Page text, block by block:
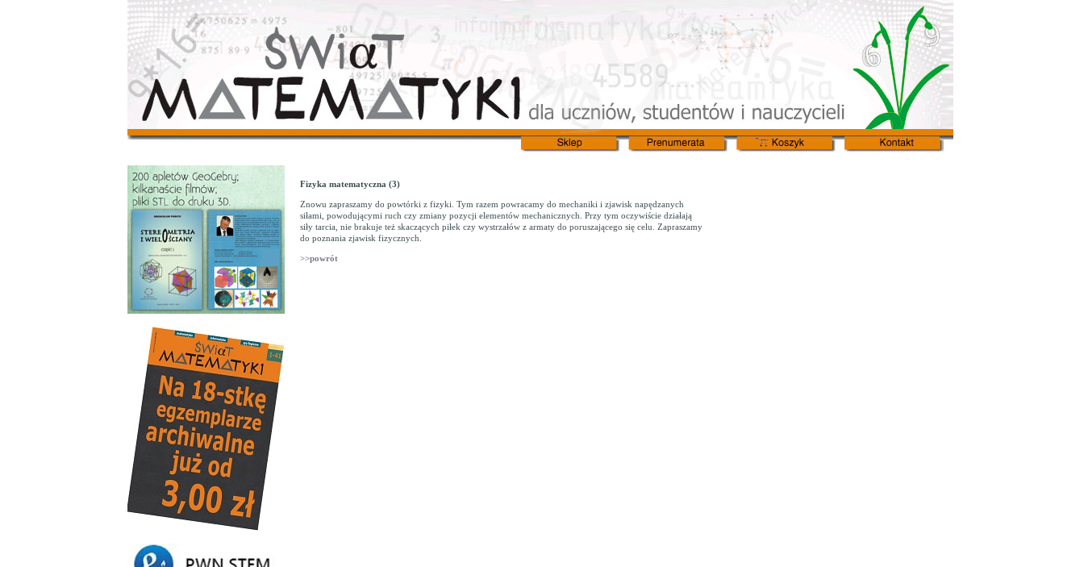
Fizyka matematyczna (3)
Znowu zapraszamy do powtórki z fizyki. Tym razem powracamy do mechaniki i zjawisk napędzanych
siłami, powodującymi ruch czy zmiany pozycji elementów mechanicznych. Przy tym oczywiście działają
siły tarcia, nie brakuje też skaczących piłek czy wystrzałów z armaty do poruszającego się celu. Zapraszamy
do poznania zjawisk fizycznych.
>>powrót